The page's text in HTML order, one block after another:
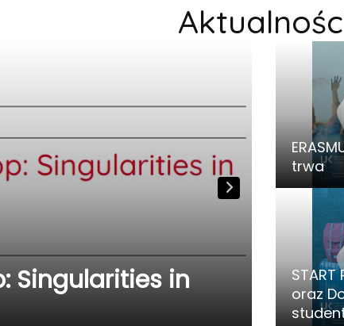
Singularities in
trwa
START
oraz